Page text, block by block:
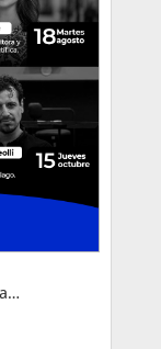
FEN presenta «Mentes que Inspiran»: Primer Ciclo Cultural de Primavera 2026